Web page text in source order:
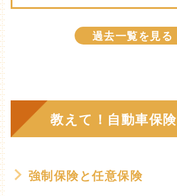
過去一覧を見る
教えて！自動車保険
強制保険と任意保険